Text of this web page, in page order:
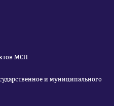
МСП
и муниципального